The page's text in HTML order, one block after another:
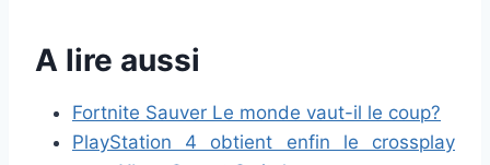
A lire aussi
Fortnite Sauver Le monde vaut-il le coup?
PlayStation 4 obtient enfin le crossplay